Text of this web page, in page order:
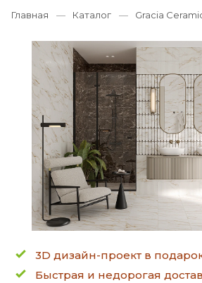
Главная — Каталог — Gracia
3D дизайн-проект в
Быстрая и недорогая